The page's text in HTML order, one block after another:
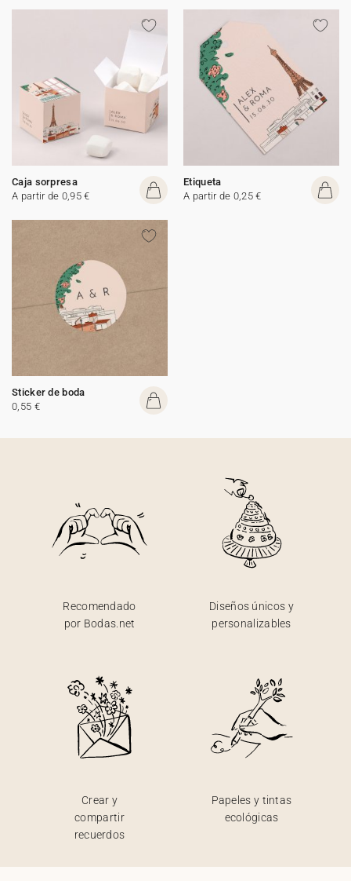
Caja sorpresa
A partir de 0,95 €
Etiqueta
A partir de 0,25 €
Sticker de boda
0,55 €
Recomendado
por Bodas.net
Diseños únicos y
personalizables
Crear y
compartir
recuerdos
Papeles y tintas
ecológicas